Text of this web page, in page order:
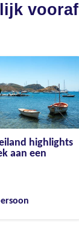
vooraf
highlights
aan een